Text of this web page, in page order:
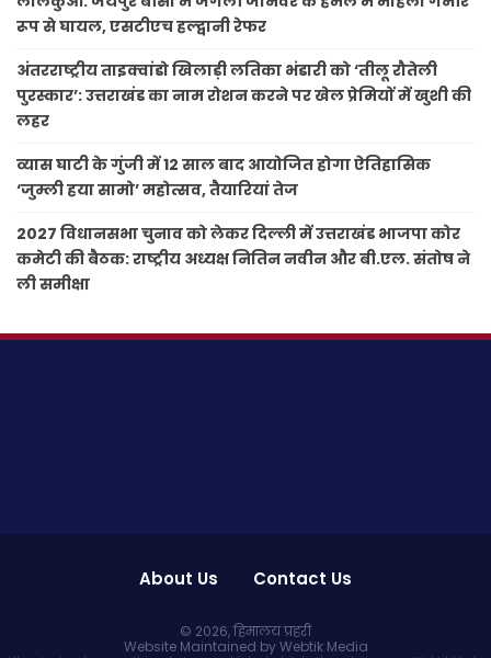
रूप से घायल, एसटीएच हल्द्वानी रेफर
अंतरराष्ट्रीय ताइक्वांडो खिलाड़ी लतिका भंडारी को ‘तीलू रौतेली
पुरस्कार’: उत्तराखंड का नाम रोशन करने पर खेल प्रेमियों में खुशी की
लहर
व्यास घाटी के गुंजी में 12 साल बाद आयोजित होगा ऐतिहासिक
‘जुम्ली हया सामो’ महोत्सव, तैयारियां तेज
2027 विधानसभा चुनाव को लेकर दिल्ली में उत्तराखंड भाजपा कोर
कमेटी की बैठक: राष्ट्रीय अध्यक्ष नितिन नवीन और बी.एल. संतोष ने
ली समीक्षा
About Us Contact Us
© 2026,हिमालय प्रहरी
Website Maintained by Webtik Media